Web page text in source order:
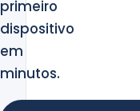
primeiro
dispositivo
em
minutos.